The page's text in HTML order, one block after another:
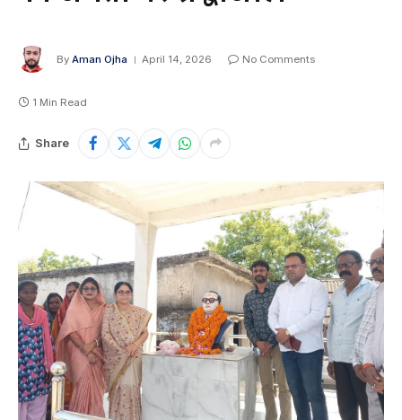
By Aman Ojha April 14, 2026 No Comments
1 Min Read
Share